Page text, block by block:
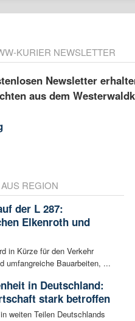
KURIER NEWSLETTER
Newsletter
aus dem
REGION
der L 287:
Elkenroth und
in Kürze für den Verkehr
umfangreiche Bauarbeiten, ...
in Deutschland:
stark betroffen
weiten Teilen Deutschlands